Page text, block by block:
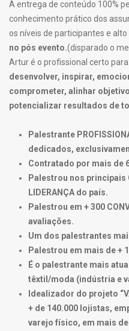
A entrega de conteúdo 100%
conhecimento prático dos
os níveis de participantes e
no pós evento.(disparado o
Artur é o profissional certo para:
desenvolver, inspirar,
comprometer, alinhar
potencializar resultados de
Palestrante
dedicados,
Contratado por mais de
Palestrou nos principais
LIDERANÇA do país.
Palestrou em + 300
avaliações.
Um dos palestrantes
Palestrou em mais de +
É o palestrante mais
têxtil/moda (indústria e
Idealizador do projeto
+ de 140.000 lojistas,
varejo físico, em mais